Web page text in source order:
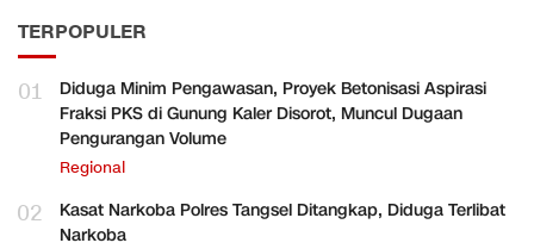
TERPOPULER
01
Diduga Minim Pengawasan, Proyek Betonisasi Aspirasi
Fraksi PKS di Gunung Kaler Disorot, Muncul Dugaan
Pengurangan Volume
Regional
02
Kasat Narkoba Polres Tangsel Ditangkap, Diduga Terlibat
Narkoba